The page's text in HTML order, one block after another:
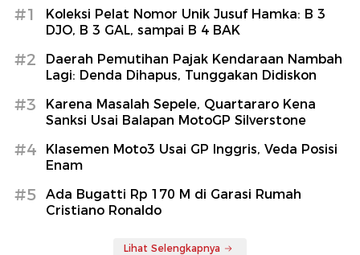
#1
Koleksi Pelat Nomor Unik Jusuf Hamka: B 3
DJO, B 3 GAL, sampai B 4 BAK
#2
Daerah Pemutihan Pajak Kendaraan Nambah
Lagi: Denda Dihapus, Tunggakan Didiskon
#3
Karena Masalah Sepele, Quartararo Kena
Sanksi Usai Balapan MotoGP Silverstone
#4
Klasemen Moto3 Usai GP Inggris, Veda Posisi
Enam
#5
Ada Bugatti Rp 170 M di Garasi Rumah
Cristiano Ronaldo
Lihat Selengkapnya